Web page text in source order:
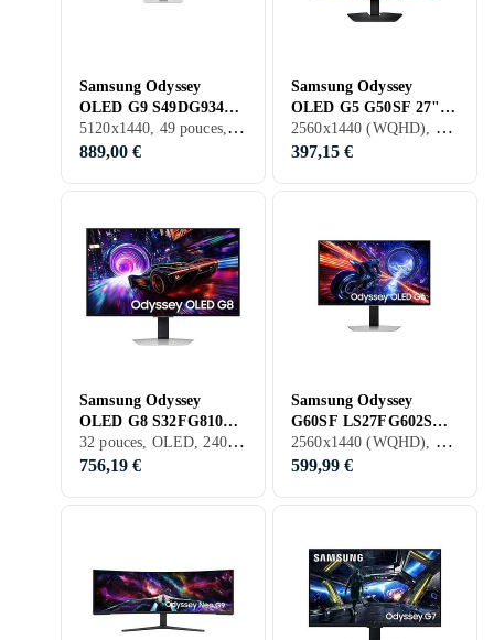
Samsung Odyssey
OLED G9 S49DG934SU
49" Gaming Dual QHD
5120x1440, 49 pouces, OLED, 240 Hz
889,00 €
Samsung Odyssey
OLED G5 G50SF 27"
QHD 180Hz Gaming
Monitor
2560x1440 (WQHD), 27 pouces, OLED, 180 Hz
397,15 €
Samsung Odyssey
OLED G8 S32FG810
32" Gaming 4K UHD
240Hz
32 pouces, OLED, 240 Hz
756,19 €
Samsung Odyssey
G60SF LS27FG602SU
27" QHD 500Hz
2560x1440 (WQHD), 27 pouces, OLED, 500 Hz
599,99 €